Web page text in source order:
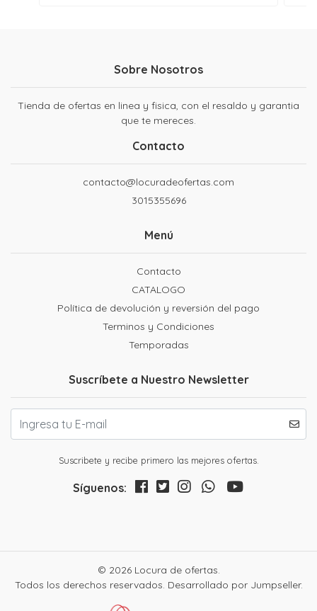
Sobre Nosotros
Tienda de ofertas en linea y fisica, con el resaldo y garantia
que te mereces.
Contacto
contacto@locuradeofertas.com
3015355696
Menú
Contacto
CATALOGO
Política de devolución y reversión del pago
Terminos y Condiciones
Temporadas
Suscríbete a Nuestro Newsletter
Suscribete y recibe primero las mejores ofertas.
Síguenos:
© 2026 Locura de ofertas.
Todos los derechos reservados. Desarrollado por Jumpseller.